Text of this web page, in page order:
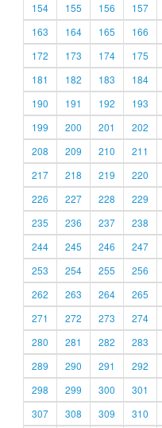
154
155 156 157
163
164 165 166
172
173 174 175
181
182 183 184
190
191 192 193
199
200 201 202
208
209 210 211
217
218 219 220
226
227 228 229
235
236 237 238
244
245 246 247
253
254 255 256
262
263 264 265
271
272 273 274
280
281 282 283
289
290 291 292
298
299 300 301
307
308 309 310